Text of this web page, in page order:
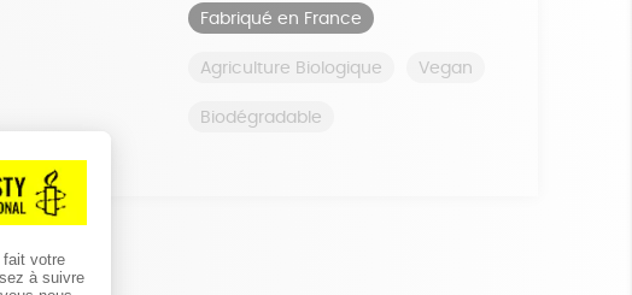
Fabriqué en France
Agriculture Biologique Vegan
Biodégradable